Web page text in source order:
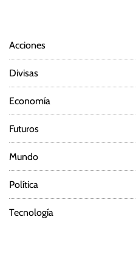
Acciones
Divisas
Economía
Futuros
Mundo
Política
Tecnología